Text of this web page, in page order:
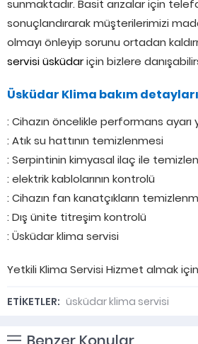
sunmaktadır. Basit arızalar için
sonuçlandırarak müşterilerimizi
olmayı önleyip sorunu ortadan
servisi üsküdariçin bizlere
Üsküdar Klima bakım detayları
: Cihazın öncelikle performans ayarı
: Atık su hattının temizlenmesi
: Serpintinin kimyasal ilaç ile
: elektrik kablolarının kontrolü
: Cihazın fan kanatçıkların
: Dış ünite titreşim kontrolü
: Üsküdar klima servisi
Yetkili Klima Servisi Hizmet almak için
ETİKETLER: üsküdar klima servisi